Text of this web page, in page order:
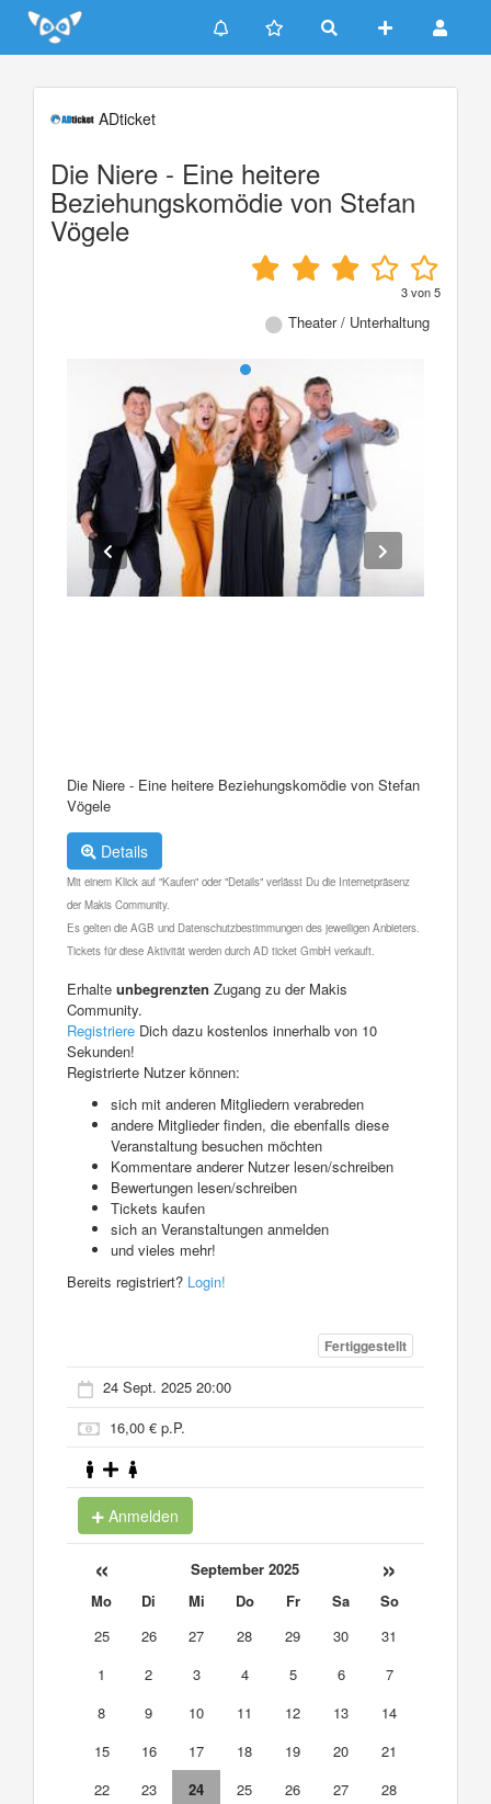
Update cookies preferences
ADticket
Die Niere - Eine heitere
Beziehungskomödie von Stefan
Vögele
3von5
Theater / Unterhaltung
Die Niere - Eine heitere Beziehungskomödie von Stefan
Vögele
Details
Mit einem Klick auf "Kaufen" oder "Details" verlässt Du die Internetpräsenz
der Makis Community.
Es gelten die AGB und Datenschutzbestimmungen des jeweiligen Anbieters.
Tickets für diese Aktivität werden durch AD ticket GmbH verkauft.
Erhalte unbegrenzten Zugang zu der Makis
Community.
Registriere Dich dazu kostenlos innerhalb von 10
Sekunden!
Registrierte Nutzer können:
sich mit anderen Mitgliedern verabreden
andere Mitglieder finden, die ebenfalls diese
Veranstaltung besuchen möchten
Kommentare anderer Nutzer lesen/schreiben
Bewertungen lesen/schreiben
Tickets kaufen
sich an Veranstaltungen anmelden
und vieles mehr!
Bereits registriert? Login!
Fertiggestellt
24 Sept. 2025 20:00
16,00 € p.P.
Anmelden
« September 2025 »
Mo Di Mi Do Fr Sa
So
25
26 27 28 29 30
31
1
2 3 4 5 6
7
8
9 10 11 12 13
14
15
16 17 18 19 20
21
22
23 24 25 26 27
28